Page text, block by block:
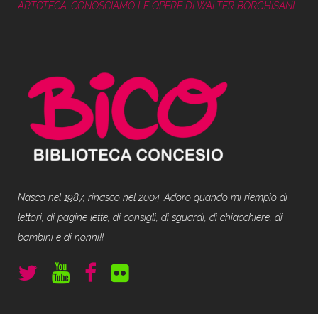
ARTOTECA: CONOSCIAMO LE OPERE DI WALTER BORGHISANI
Nasco nel 1987, rinasco nel 2004. Adoro quando mi riempio di
lettori, di pagine lette, di consigli, di sguardi, di chiacchiere, di
bambini e di nonni!!